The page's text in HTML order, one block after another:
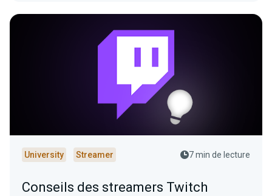
University Streamer 7 min de lecture
Conseils des streamers Twitch